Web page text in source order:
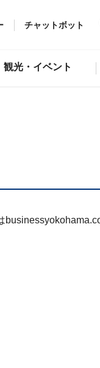
チャットボット
観光・イベント